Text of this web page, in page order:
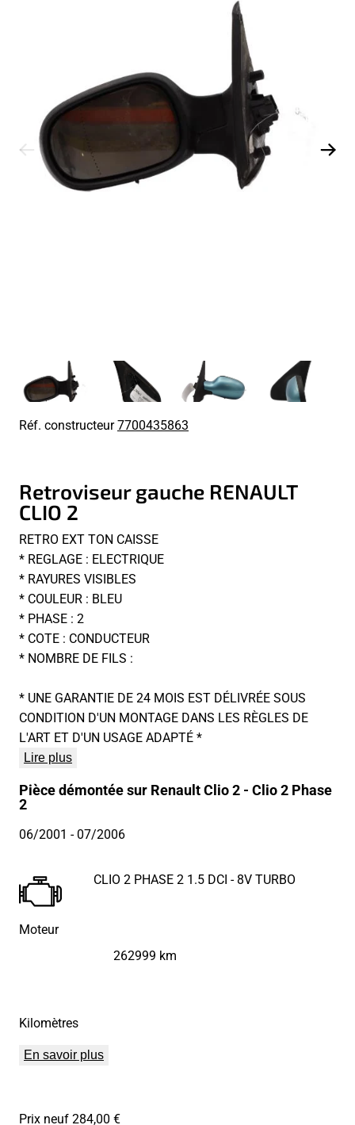
Réf. constructeur7700435863
Retroviseur gauche RENAULT
CLIO 2
RETRO EXT TON CAISSE
* REGLAGE : ELECTRIQUE
* RAYURES VISIBLES
* COULEUR : BLEU
* PHASE : 2
* COTE : CONDUCTEUR
* NOMBRE DE FILS :
* UNE GARANTIE DE 24 MOIS EST DÉLIVRÉE SOUS
CONDITION D'UN MONTAGE DANS LES RÈGLES DE
L'ART ET D'UN USAGE ADAPTÉ *
Lire plus
Pièce démontée sur Renault Clio 2 - Clio 2 Phase
2
06/2001 - 07/2006
Moteur
CLIO 2 PHASE 2 1.5 DCI - 8V TURBO
Kilomètres
262999 km
En savoir plus
Prix neuf 284,00 €